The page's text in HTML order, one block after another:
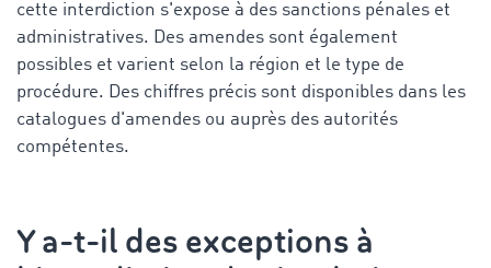
cette interdiction s'expose à des sanctions pénales et
administratives. Des amendes sont également
possibles et varient selon la région et le type de
procédure. Des chiffres précis sont disponibles dans les
catalogues d'amendes ou auprès des autorités
compétentes.
Y a-t-il des exceptions à